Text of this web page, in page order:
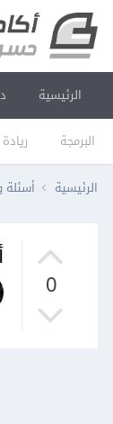
الرئيسية
البرمجة
الرئيسية أسئلة
0